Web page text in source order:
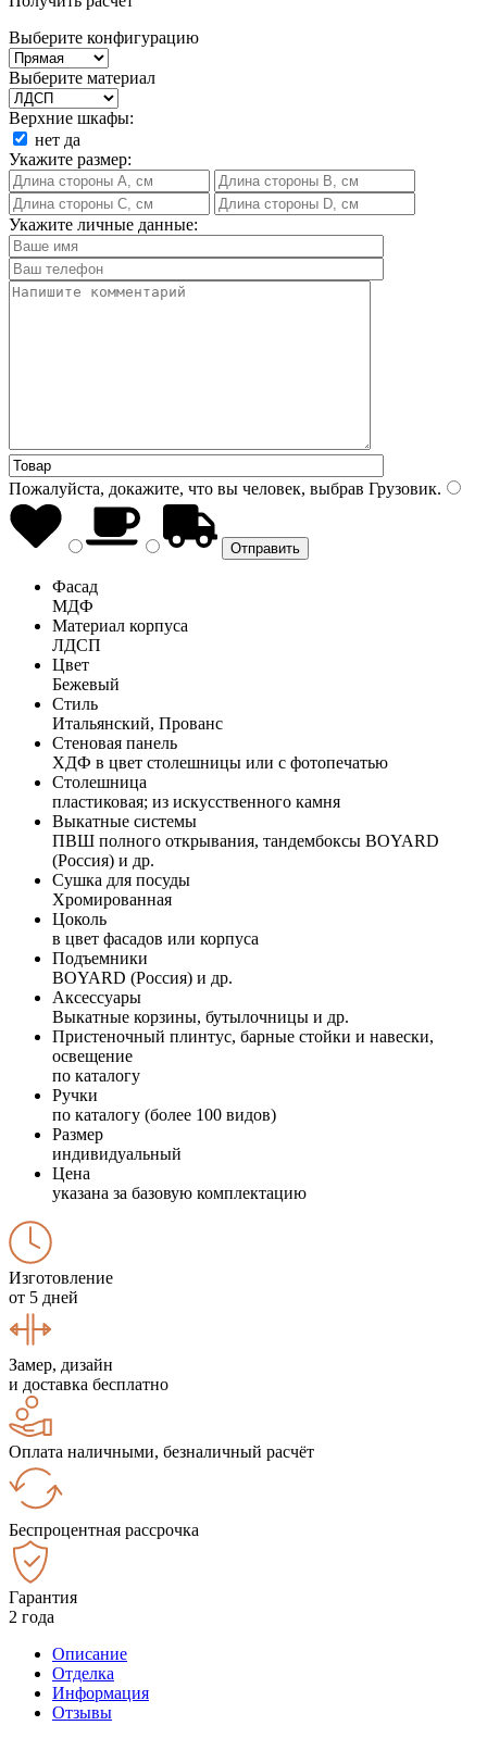
Выберите конфигурацию
Выберите материал
Верхние шкафы:
нет да
Укажите размер:
Укажите личные данные:
Пожалуйста, докажите, что вы человек, выбрав Грузовик.
Фасад
МДФ
Материал корпуса
ЛДСП
Цвет
Бежевый
Стиль
Итальянский, Прованс
Стеновая панель
ХДФ в цвет столешницы или с фотопечатью
Столешница
пластиковая; из искусственного камня
Выкатные системы
ПВШ полного открывания, тандембоксы BOYARD
(Россия) и др.
Сушка для посуды
Хромированная
Цоколь
в цвет фасадов или корпуса
Подъемники
BOYARD (Россия) и др.
Аксессуары
Выкатные корзины, бутылочницы и др.
Пристеночный плинтус, барные стойки и навески,
освещение
по каталогу
Ручки
по каталогу (более 100 видов)
Размер
индивидуальный
Цена
указана за базовую комплектацию
Изготовление
от 5 дней
Замер, дизайн
и доставка бесплатно
Оплата наличными, безналичный расчёт
Беспроцентная рассрочка
Гарантия
2 года
Описание
Отделка
Информация
Отзывы